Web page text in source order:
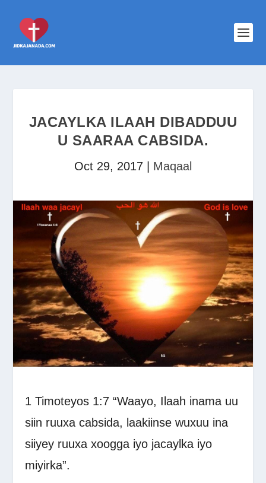
JACAYLKA ILAAH DIBADDUU
U SAARAA CABSIDA.
Oct 29, 2017 Maqaal
1 Timoteyos 1:7 “Waayo, Ilaah inama uu
siin ruuxa cabsida, laakiinse wuxuu ina
siiyey ruuxa xoogga iyo jacaylka iyo
miyirka”.